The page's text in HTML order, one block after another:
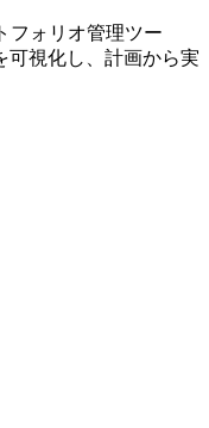
フォリオ管理ツー
可視化し、計画から実